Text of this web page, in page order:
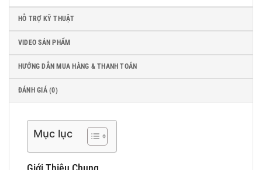
HỖ TRỢ KỸ THUẬT
VIDEO SẢN PHẨM
HƯỚNG DẪN MUA HÀNG & THANH TOÁN
ĐÁNH GIÁ (0)
Mục lục